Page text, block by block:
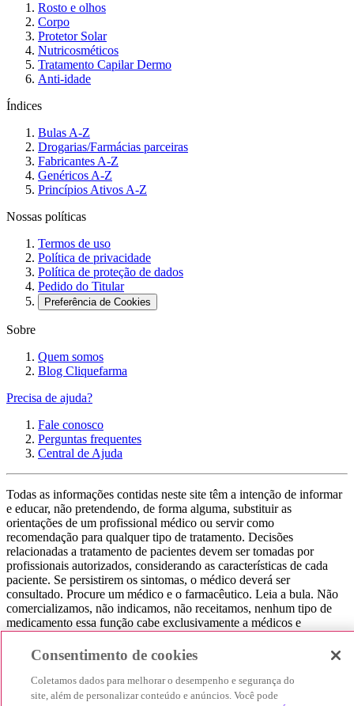
Rosto e olhos
Corpo
Protetor Solar
Nutricosméticos
Tratamento Capilar Dermo
Anti-idade
Índices
Bulas A-Z
Drogarias/Farmácias parceiras
Fabricantes A-Z
Genéricos A-Z
Princípios Ativos A-Z
Nossas políticas
Termos de uso
Política de privacidade
Política de proteção de dados
Pedido do Titular
Preferência de Cookies
Sobre
Quem somos
Blog Cliquefarma
Precisa de ajuda?
Fale conosco
Perguntas frequentes
Central de Ajuda
Todas as informações contidas neste site têm a intenção de informar
e educar, não pretendendo, de forma alguma, substituir as
orientações de um profissional médico ou servir como
recomendação para qualquer tipo de tratamento. Decisões
relacionadas a tratamento de pacientes devem ser tomadas por
profissionais autorizados, considerando as características de cada
paciente. Se persistirem os sintomas, o médico deverá ser
consultado. Procure um médico e o farmacêutico. Leia a bula. Não
comercializamos, não indicamos, não receitamos, nenhum tipo de
medicamento essa função cabe exclusivamente a médicos e
consultar seu médico. Não somos uma loja ou marketplace, ou seja,
que você encontre o preço mais barato, comparando os preços de
produtos farmacêuticos. Contribuímos e damos auxílio para que sua
Consentimento de cookies
Coletamos dados para melhorar o desempenho e segurança do
site, além de personalizar conteúdo e anúncios. Você pode